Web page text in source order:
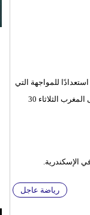
للمواجهة التي
سيخوضها أمام نادي "سموحة" الأحد المقبل برسم الجولة الأولى من دور المجموعتين من دوري أبطال أفريقيا، وستكون العودة إلى المغرب الثلاثاء 30
الإسكندرية.
رياضة عاجل